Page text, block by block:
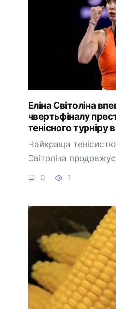
Еліна Світоліна
чвертьфіналу
тенісного турніру
Найкраща
Світоліна продовжує
0 1